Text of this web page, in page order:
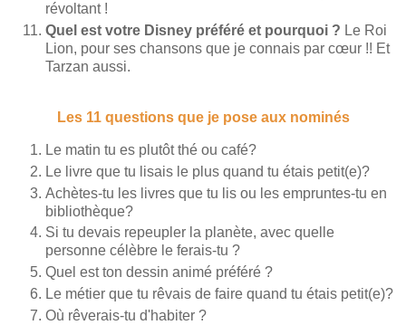
révoltant !
Quel est votre Disney préféré et pourquoi ? Le Roi
Lion, pour ses chansons que je connais par cœur !! Et
Tarzan aussi.
Les 11 questions que je pose aux nominés
Le matin tu es plutôt thé ou café?
Le livre que tu lisais le plus quand tu étais petit(e)?
Achètes-tu les livres que tu lis ou les empruntes-tu en
bibliothèque?
Si tu devais repeupler la planète, avec quelle
personne célèbre le ferais-tu ?
Quel est ton dessin animé préféré ?
Le métier que tu rêvais de faire quand tu étais petit(e)?
Où rêverais-tu d'habiter ?